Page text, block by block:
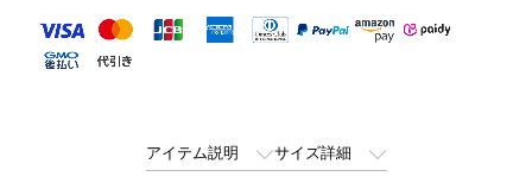
アイテム説明 サイズ詳細